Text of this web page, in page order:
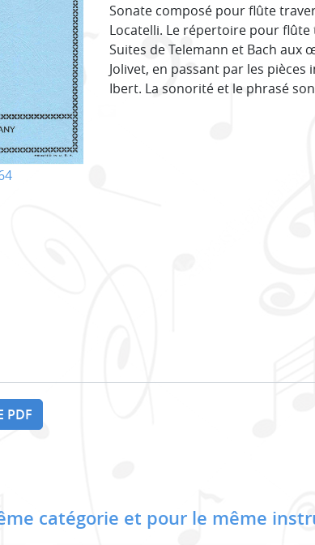
Sonate composé pour flûte
Locatelli. Le répertoire pour
Suites de Telemann et Bach
Jolivet, en passant par les
Ibert. La sonorité et le phrasé
PDF
catégorie et pour le même